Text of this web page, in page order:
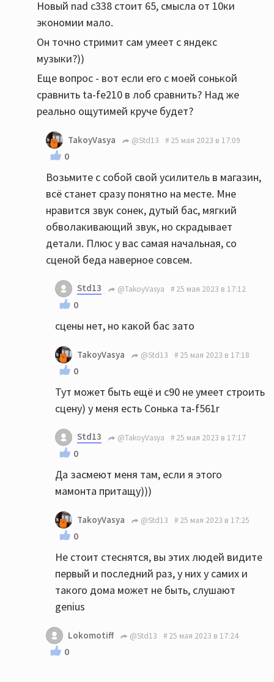
Новый nad c338 стоит 65, смысла от 10ки
экономии мало.
Он точно стримит сам умеет с яндекс
музыки?))
Еще вопрос - вот если его с моей сонькой
сравнить ta-fe210 в лоб сравнить? Над же
реально ощутимей круче будет?
TakoyVasya @Std13 25 мая 2023 в 17:09
0
Возьмите с собой свой усилитель в магазин,
всё станет сразу понятно на месте. Мне
нравится звук сонек, дутый бас, мягкий
обволакивающий звук, но скрадывает
детали. Плюс у вас самая начальная, со
сценой беда наверное совсем.
Std13 @TakoyVasya 25 мая 2023 в 17:12
0
сцены нет, но какой бас зато
TakoyVasya @Std13 25 мая 2023 в 17:18
0
Тут может быть ещё и с90 не умеет строить
сцену) у меня есть Сонька та-f561r
Std13 @TakoyVasya 25 мая 2023 в 17:17
0
Да засмеют меня там, если я этого
мамонта притащу)))
TakoyVasya @Std13 25 мая 2023 в 17:25
0
Не стоит стеснятся, вы этих людей видите
первый и последний раз, у них у самих и
такого дома может не быть, слушают
genius
Lokomotiff @Std13 25 мая 2023 в 17:24
0